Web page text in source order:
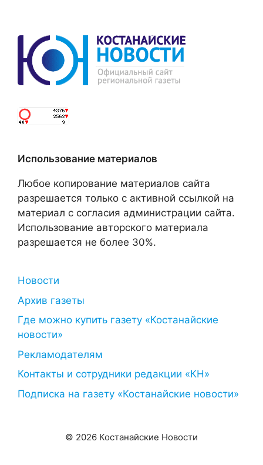
Использование материалов
Любое копирование материалов сайта
разрешается только с активной ссылкой на
материал с согласия администрации сайта.
Использование авторского материала
разрешается не более 30%.
Новости
Архив газеты
Где можно купить газету «Костанайские
новости»
Рекламодателям
Контакты и сотрудники редакции «КН»
Подписка на газету «Костанайские новости»
© 2026 Костанайские Новости